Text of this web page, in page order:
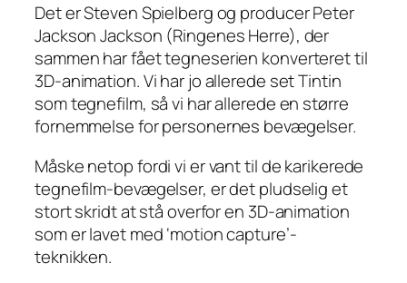
Det er Steven Spielberg og producer Peter
Jackson Jackson (Ringenes Herre), der
sammen har fået tegneserien konverteret til
3D-animation. Vi har jo allerede set Tintin
som tegnefilm, så vi har allerede en større
fornemmelse for personernes bevægelser.
Måske netop fordi vi er vant til de karikerede
tegnefilm-bevægelser, er det pludselig et
stort skridt at stå overfor en 3D-animation
som er lavet med ‘motion capture’-
teknikken.